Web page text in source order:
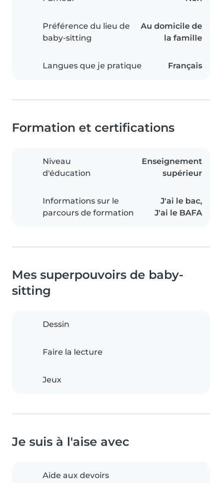
Préférence du lieu de
baby-sitting
Au domicile de
la famille
Langues que je pratique Français
Formation et certifications
Niveau
d'éducation
Enseignement
supérieur
Informations sur le
parcours de formation
J'ai le bac,
J'ai le BAFA
Mes superpouvoirs de baby-
sitting
Dessin
Faire la lecture
Jeux
Je suis à l'aise avec
Aide aux devoirs